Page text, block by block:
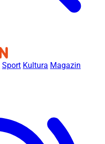
Sport Kultura Magazin